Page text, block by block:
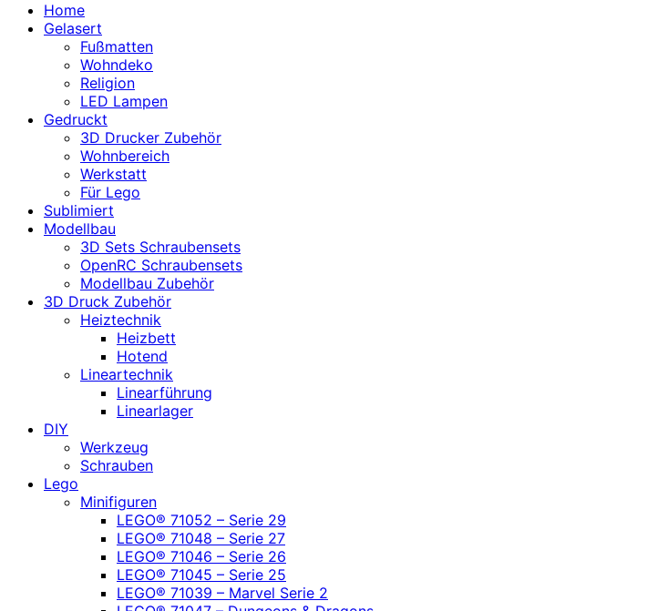
Home
Gelasert
Fußmatten
Wohndeko
Religion
LED Lampen
Gedruckt
3D Drucker Zubehör
Wohnbereich
Werkstatt
Für Lego
Sublimiert
Modellbau
3D Sets Schraubensets
OpenRC Schraubensets
Modellbau Zubehör
3D Druck Zubehör
Heiztechnik
Heizbett
Hotend
Lineartechnik
Linearführung
Linearlager
DIY
Werkzeug
Schrauben
Lego
Minifiguren
LEGO® 71052 – Serie 29
LEGO® 71048 – Serie 27
LEGO® 71046 – Serie 26
LEGO® 71045 – Serie 25
LEGO® 71039 – Marvel Serie 2